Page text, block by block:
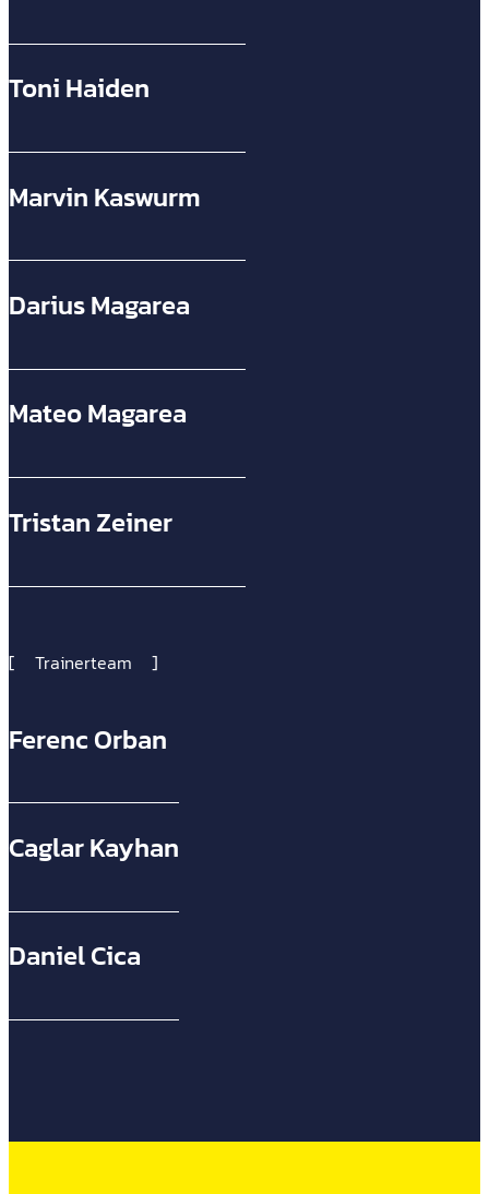
Toni Haiden
Marvin Kaswurm
Darius Magarea
Mateo Magarea
Tristan Zeiner
Trainerteam
Ferenc Orban
Caglar Kayhan
Daniel Cica